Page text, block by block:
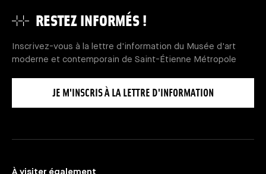
RESTEZ INFORMÉS !
Inscrivez-vous à la lettre d'information du Musée d'art
moderne et contemporain de Saint-Étienne Métropole
JE M'INSCRIS À LA LETTRE D'INFORMATION